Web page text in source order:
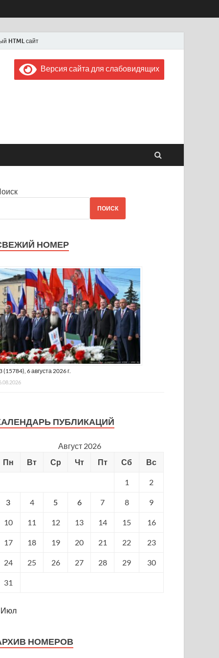
HTML сайт
Россия"
1956 года
Версия сайта для слабовидящих
ПОИСК
НОМЕР
(15784), 6 августа 2026 г.
ПУБЛИКАЦИЙ
Август 2026
Пн
Вт Ср Чт Пт Сб Вс
1 2
3 4 5 6 7 8 9
10 11 12 13 14 15 16
17 18 19 20 21 22 23
24 25 26 27 28 29 30
31
Июл
НОМЕРОВ